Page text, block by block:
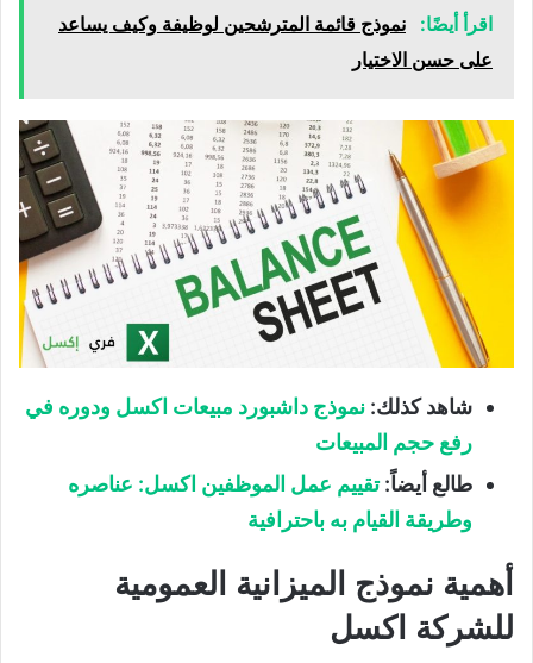
اقرأ أيضًا:
نموذج قائمة المترشحين لوظيفة وكيف يساعد
على حسن الاختيار
شاهد كذلك: نموذج داشبورد مبيعات اكسل ودوره في
رفع حجم المبيعات
طالع أيضاً:تقييم عمل الموظفين اكسل: عناصره
وطريقة القيام به باحترافية
أهمية نموذج الميزانية العمومية
للشركة اكسل